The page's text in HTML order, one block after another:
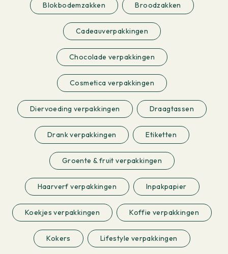
Blokbodemzakken Broodzakken
Cadeauverpakkingen
Chocolade verpakkingen
Cosmetica verpakkingen
Diervoeding verpakkingen Draagtassen
Drank verpakkingen Etiketten
Groente & fruit verpakkingen
Haarverf verpakkingen Inpakpapier
Koekjes verpakkingen Koffie verpakkingen
Kokers Lifestyle verpakkingen